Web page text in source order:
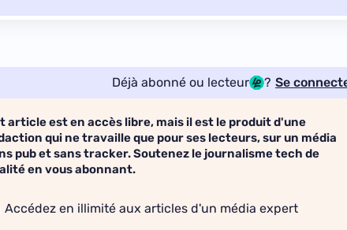
Déjà abonné ou lecteur ? Se
article est en accès libre, mais il est le produit d'une
qui ne travaille que pour ses lecteurs, sur un média
pub et sans tracker. Soutenez le journalisme tech de
en vous abonnant.
Accédez en illimité aux articles d'un média expert